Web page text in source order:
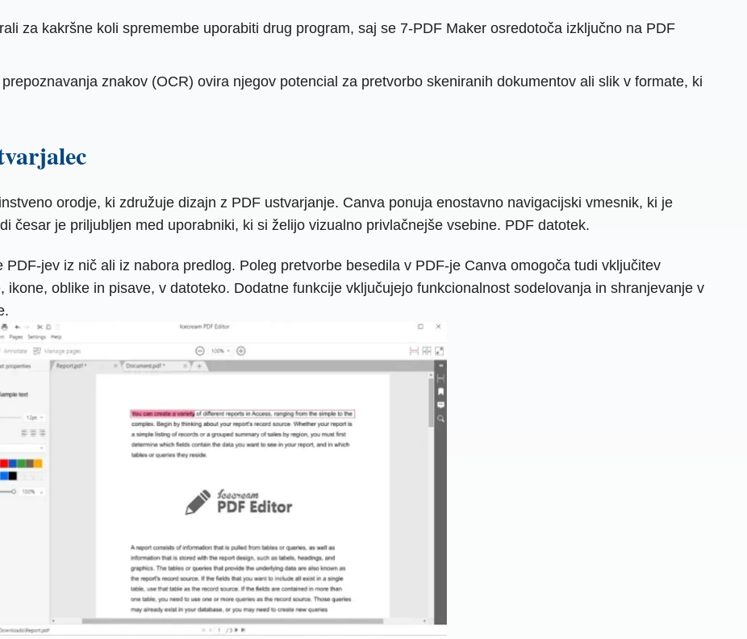
za kakršne koli spremembe uporabiti drug program, saj se 7-PDF Maker osredotoča izključno na PDF
znakov (OCR) ovira njegov potencial za pretvorbo skeniranih dokumentov ali slik v formate, ki
orodje, ki združuje dizajn z PDF ustvarjanje. Canva ponuja enostavno navigacijski vmesnik, ki je
česar je priljubljen med uporabniki, ki si želijo vizualno privlačnejše vsebine. PDF datotek.
jev iz nič ali iz nabora predlog. Poleg pretvorbe besedila v PDF-je Canva omogoča tudi vključitev
oblike in pisave, v datoteko. Dodatne funkcije vključujejo funkcionalnost sodelovanja in shranjevanje v